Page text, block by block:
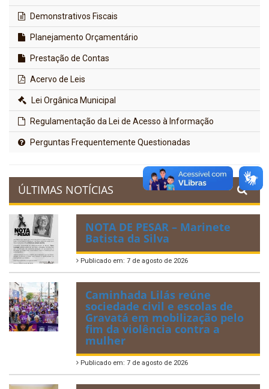
Demonstrativos Fiscais
Planejamento Orçamentário
Prestação de Contas
Acervo de Leis
Lei Orgânica Municipal
Regulamentação da Lei de Acesso à Informação
Perguntas Frequentemente Questionadas
ÚLTIMAS NOTÍCIAS
NOTA DE PESAR – Marinete
Batista da Silva
Publicado em: 7 de agosto de 2026
Caminhada Lilás reúne
sociedade civil e escolas de
Gravatá em mobilização pelo
fim da violência contra a
mulher
Publicado em: 7 de agosto de 2026